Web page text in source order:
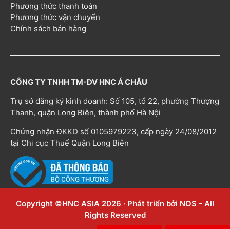
Phương thức thanh toán
Phương thức vận chuyển
Chính sách bán hàng
CÔNG TY TNHH TM-DV HNC Á CHÂU
Trụ sở đăng ký kinh doanh: Số 105, tổ 22, phường Thượng
Thanh, quận Long Biên, thành phố Hà Nội
Chứng nhận ĐKKD số 0105979223, cấp ngày 24/08/2012
tại Chi cục Thuế Quận Long Biên
Copyright ©HNC ASIA 2026 · Phát triển bởi NOS - All
Rights Reserved